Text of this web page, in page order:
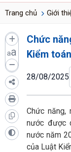
Trang chủ Giới
aa
Chức
Kiểm
28/08/2025
Chức năng,
nước được
nước năm
của Luật